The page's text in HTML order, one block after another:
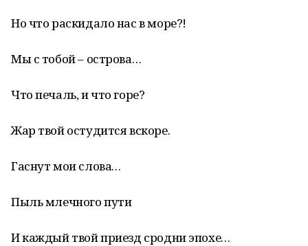
Но что раскидало нас в море?!
Мы с тобой – острова…
Что печаль, и что горе?
Жар твой остудится вскоре.
Гаснут мои слова…
Пыль млечного пути
И каждый твой приезд сродни эпохе…